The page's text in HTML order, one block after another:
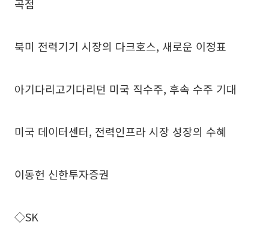
곡점
북미 전력기기 시장의 다크호스, 새로운 이정표
아기다리고기다리던 미국 직수주, 후속 수주 기대
미국 데이터센터, 전력인프라 시장 성장의 수혜
이동헌 신한투자증권
◇SK